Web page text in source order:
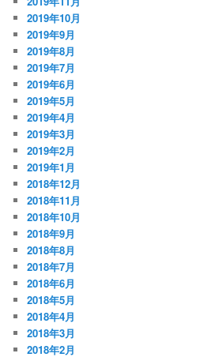
2019年10月
2019年9月
2019年8月
2019年7月
2019年6月
2019年5月
2019年4月
2019年3月
2019年2月
2019年1月
2018年12月
2018年11月
2018年10月
2018年9月
2018年8月
2018年7月
2018年6月
2018年5月
2018年4月
2018年3月
2018年2月